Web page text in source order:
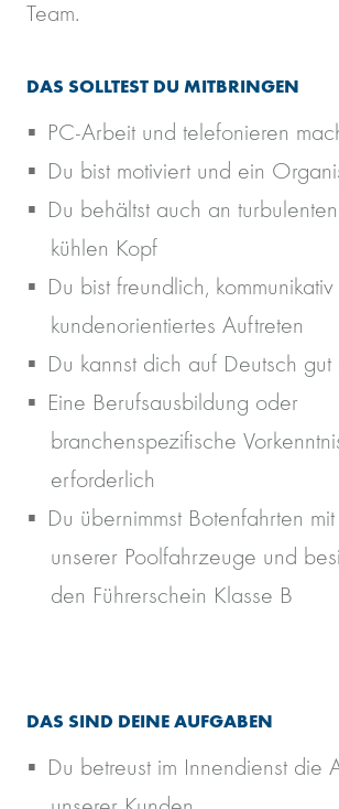
Team.
DAS SOLLTEST DU MITBRINGEN
PC-Arbeit und telefonieren
Du bist motiviert und ein
Du behältst auch an
kühlen Kopf
Du bist freundlich,
kundenorientiertes Auftreten
Du kannst dich auf Deutsch gut
Eine Berufsausbildung oder
branchenspezifische
erforderlich
Du übernimmst Botenfahrten
unserer Poolfahrzeuge und
den Führerschein Klasse B
DAS SIND DEINE AUFGABEN
Du betreust im Innendienst die